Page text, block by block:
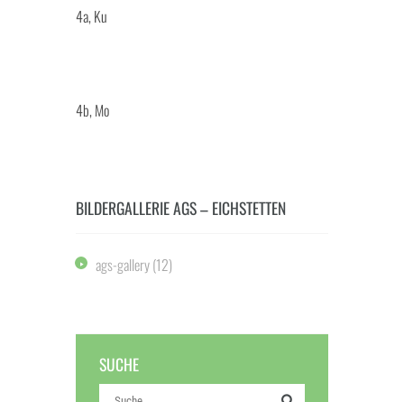
4a, Ku
4b, Mo
BILDERGALLERIE AGS – EICHSTETTEN
ags-gallery(12)
SUCHE